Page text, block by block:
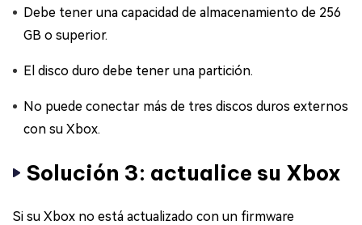
Debe tener una capacidad de almacenamiento de 256
GB o superior.
El disco duro debe tener una partición.
No puede conectar más de tres discos duros externos
con su Xbox.
Solución 3: actualice su Xbox
Si su Xbox no está actualizado con un firmware